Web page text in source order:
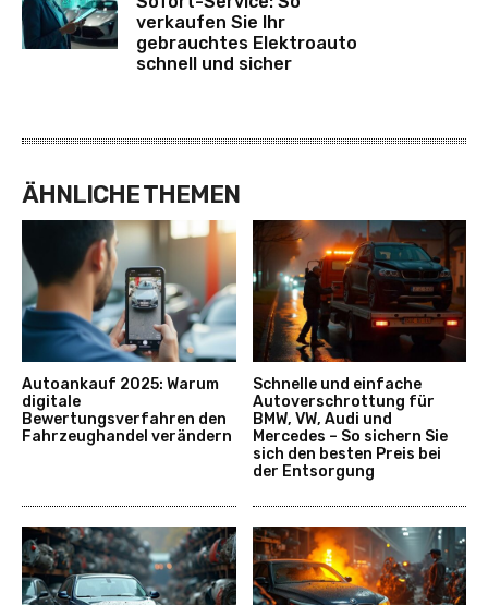
verkaufen Sie Ihr
gebrauchtes Elektroauto
schnell und sicher
ÄHNLICHE THEMEN
Autoankauf 2025: Warum
digitale
Bewertungsverfahren den
Fahrzeughandel verändern
Schnelle und einfache
Autoverschrottung für
BMW, VW, Audi und
Mercedes – So sichern Sie
sich den besten Preis bei
der Entsorgung